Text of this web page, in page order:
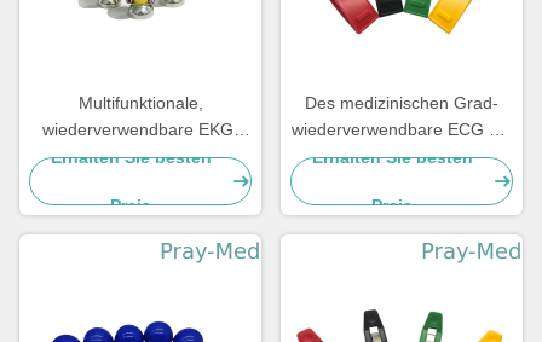
Multifunktionale,
wiederverwendbare EKG-
Elektroden
Erhalten Sie besten
Preis
Des medizinischen Grad-
wiederverwendbare ECG PC
Elektroden Agcl-Metalldes
Erhalten Sie besten
Preis